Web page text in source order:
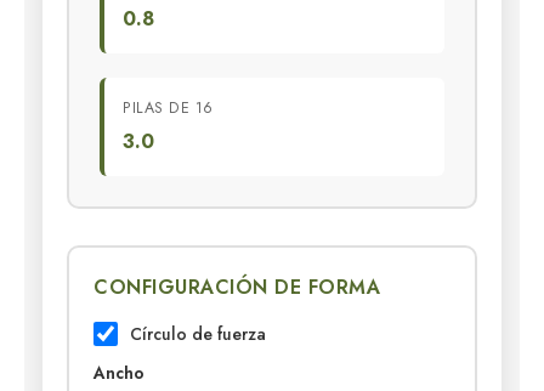
0.8
PILAS DE 16
3.0
CONFIGURACIÓN DE FORMA
Círculo de fuerza
Ancho